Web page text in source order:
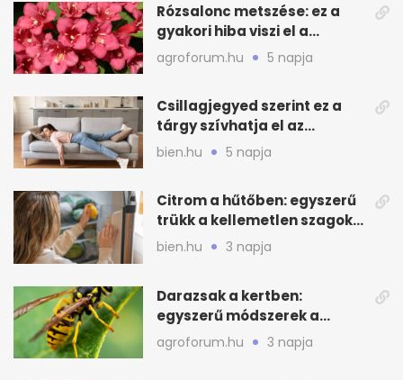
Rózsalonc metszése: ez a
gyakori hiba viszi el a
virágzást
agroforum.hu 5 napja
Csillagjegyed szerint ez a
tárgy szívhatja el az
otthonod energiáját
bien.hu 5 napja
Citrom a hűtőben: egyszerű
trükk a kellemetlen szagok
ellen
bien.hu 3 napja
Darazsak a kertben:
egyszerű módszerek a
távoltartásukra nyáron
agroforum.hu 3 napja